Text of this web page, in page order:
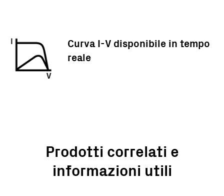
Curva I-V disponibile in tempo
reale
Prodotti correlati e
informazioni utili